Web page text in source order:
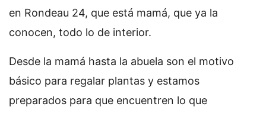
en Rondeau 24, que está mamá, que ya la
conocen, todo lo de interior.
Desde la mamá hasta la abuela son el motivo
básico para regalar plantas y estamos
preparados para que encuentren lo que